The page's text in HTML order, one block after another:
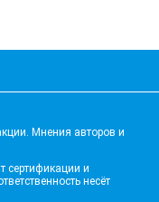
Мнения авторов и
сертификации и
несёт